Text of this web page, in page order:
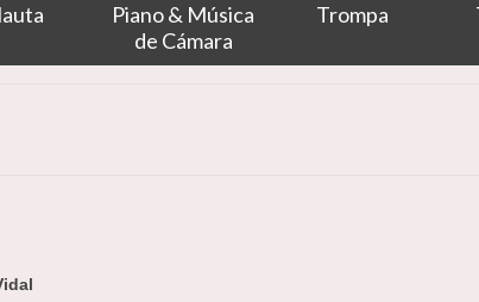
Piano & Música
de Cámara
Trompa